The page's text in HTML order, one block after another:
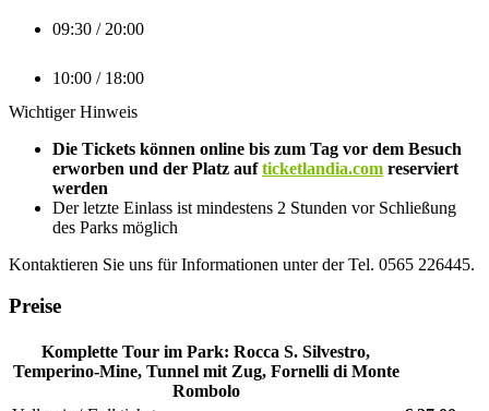
09:30 / 20:00
10:00 / 18:00
Wichtiger Hinweis
Die Tickets können online bis zum Tag vor dem Besuch
erworben und der Platz aufticketlandia.com reserviert
werden
Der letzte Einlass ist mindestens 2 Stunden vor Schließung
des Parks möglich
Kontaktieren Sie uns für Informationen unter der Tel. 0565 226445.
Preise
Komplette Tour im Park: Rocca S. Silvestro,
Temperino-Mine, Tunnel mit Zug, Fornelli di Monte
Rombolo